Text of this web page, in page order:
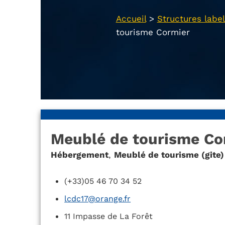
Accueil> Structures
tourisme Cormier
Meublé de tourisme
Hébergement, Meublé de tourisme (gite)
(+33)05 46 70 34 52
lcdc17@orange.fr
11 Impasse de La Forêt